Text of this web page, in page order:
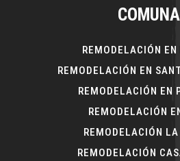
REMODELACIÓN
REMODELACIÓN EN
REMODELACIÓN EN
REMODELACIÓN
REMODELACIÓN
REMODELACIÓN